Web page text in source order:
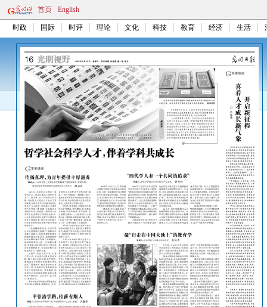
首页 English
时政 国际 时评 理论 文化 科技 教育 经济 生活